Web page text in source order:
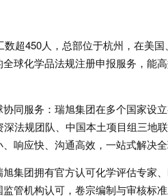
超450人，总部位于杭州，在美
球化学品法规注册申报服务，能
同服务：瑞旭集团在多个国家设
法规团队、中国本土项目组三地
响应快、沟通高效，一站式解决全
集团拥有官方认可化学评估专家
管机构认可，卷宗编制与审核标